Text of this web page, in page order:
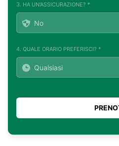
3. HA UN'ASSICURAZIONE? *
4. QUALE ORARIO PREFERISCI? *